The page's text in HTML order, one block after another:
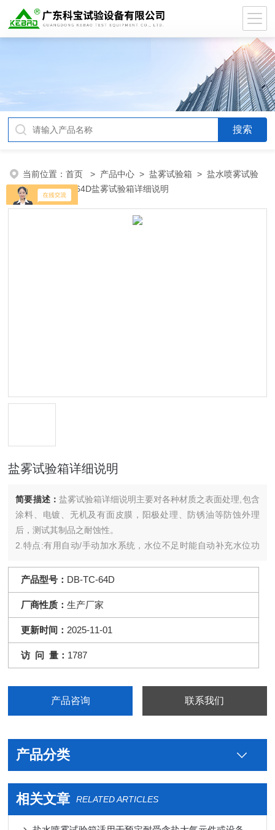
当前位置：首页 > 产品中心 >盐雾试验箱 >盐水喷雾试验
箱
> DB-TC-64D盐雾试验箱详细说明
盐雾试验箱详细说明
简要描述： 盐雾试验箱详细说明主要对各种材质之表面处理,包含
涂料、电镀、无机及有面皮膜，阳极处理、防锈油等防蚀外理
后，测试其制品之耐蚀性。
2.特点:有用自动/手动加水系统，水位不足时能自动补充水位功
形分散器均匀落雾扩散，并自然落于试卡片，并保证无结晶盐阻
塞。温度控制器使用数字显示，PID控制误差±0.1℃。双重超温
保护，水位不足警示解保使用安全
产品型号： DB-TC-64D
厂商性质：生产厂家
更新时间： 2025-11-01
访 问 量： 1787
产品咨询 联系我们
产品分类
相关文章 RELATED ARTICLES